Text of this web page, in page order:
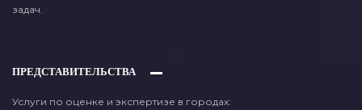
задач.
ПРЕДСТАВИТЕЛЬСТВА
Услуги по оценке и экспертизе в городах: